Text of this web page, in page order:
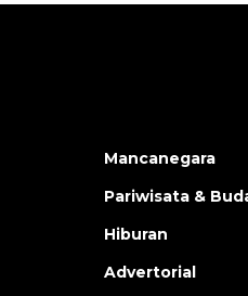
Mancanegara
Pariwisata &
Hiburan
Advertorial